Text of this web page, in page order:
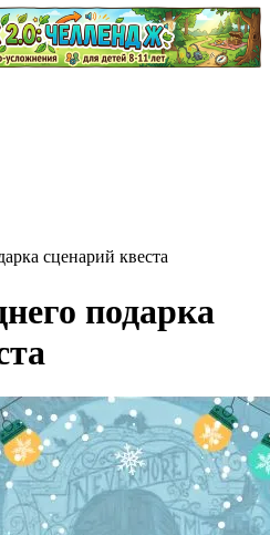
сценарий квеста
подарка